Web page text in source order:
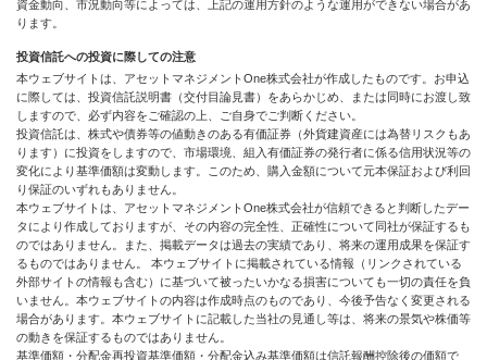
資金動向、市況動向等によっては、上記の運用方針のような運用ができない場合があ
ります。
投資信託への投資に際しての注意
本ウェブサイトは、アセットマネジメントOne株式会社が作成したものです。お申込
に際しては、投資信託説明書（交付目論見書）をあらかじめ、または同時にお渡し致
しますので、必ず内容をご確認の上、ご自身でご判断ください。
投資信託は、株式や債券等の値動きのある有価証券（外貨建資産には為替リスクもあ
ります）に投資をしますので、市場環境、組入有価証券の発行者に係る信用状況等の
変化により基準価額は変動します。このため、購入金額について元本保証および利回
り保証のいずれもありません。
本ウェブサイトは、アセットマネジメントOne株式会社が信頼できると判断したデー
タにより作成しておりますが、その内容の完全性、正確性について同社が保証するも
のではありません。また、掲載データは過去の実績であり、将来の運用成果を保証す
るものではありません。 本ウェブサイトに掲載されている情報（リンクされている
外部サイトの情報も含む）に基づいて被ったいかなる損害についても一切の責任を負
いません。本ウェブサイトの内容は作成時点のものであり、今後予告なく変更される
場合があります。本ウェブサイトに記載した当社の見通し等は、将来の景気や株価等
の動きを保証するものではありません。
基準価額・分配金再投資基準価額・分配金込み基準価額は信託報酬控除後の価額で